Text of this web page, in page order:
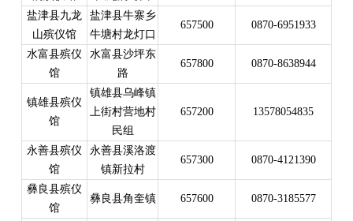
盐津县九龙
山殡仪馆
盐津县牛寨乡
牛塘村龙灯口
657500 0870-6951933
水富县殡仪
馆
水富县沙坪东
路
657800 0870-8638944
镇雄县殡仪
馆
镇雄县乌峰镇
上街村营地村
民组
657200 13578054835
永善县殡仪
馆
永善县溪洛渡
镇新拉村
657300 0870-4121390
彝良县殡仪
馆
彝良县角奎镇 657600 0870-3185577